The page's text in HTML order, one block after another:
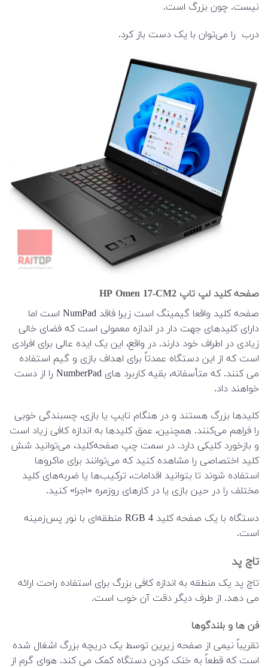
نیست. چون بزرگ است.
درب را می‌توان با یک دست باز کرد.
صفحه کلید لپ تاپ HP Omen 17-CM2
صفحه کلید واقعا گیمینگ است زیرا فاقد NumPad است اما
دارای کلیدهای جهت دار در اندازه معمولی است که فضای خالی
زیادی در اطراف خود دارند. در واقع، این یک ایده عالی برای افرادی
است که از این دستگاه عمدتاً برای اهداف بازی و گیم استفاده
می کنند. که متأسفانه، بقیه کاربرد های NumberPad را از دست
خواهند داد.
کلیدها بزرگ هستند و در هنگام تایپ یا بازی، چسبندگی خوبی
را فراهم می‌کنند. همچنین، عمق کلیدها به اندازه کافی زیاد است
و بازخورد کلیکی دارد. در سمت چپ صفحه‌کلید، می‌توانید شش
کلید اختصاصی را مشاهده کنید که می‌توانند برای ماکروها
استفاده شوند تا بتوانید اقدامات، ترکیب‌ها یا ضربه‌های کلید
مختلف را در حین بازی یا در کارهای روزمره «اجرا» کنید.
دستگاه با یک صفحه کلید RGB 4 منطقه‌ای با نور پس‌زمینه
است.
تاچ پد
تاچ پد یک منطقه به اندازه کافی بزرگ برای استفاده راحت ارائه
می دهد. از طرف دیگر دقت آن خوب است.
فن ها و بلندگوها
تقریباً نیمی از صفحه زیرین توسط یک دریچه بزرگ اشغال شده
است که قطعاً به خنک کردن دستگاه کمک می کند. هوای گرم از